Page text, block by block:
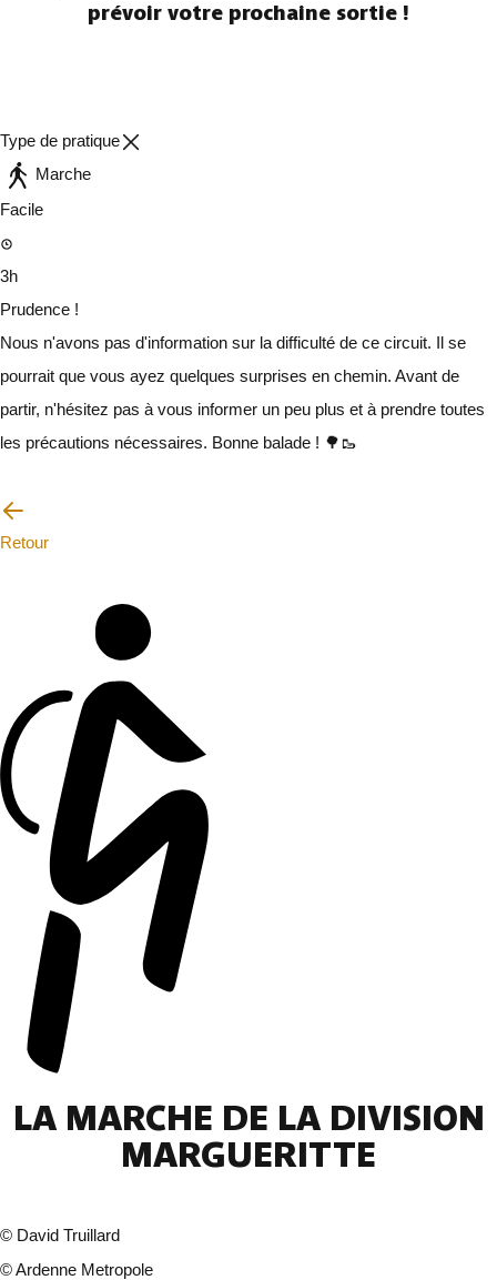
prévoir votre prochaine sortie !
Type de pratique
Marche
Facile
3h
Prudence !
Nous n'avons pas d'information sur la difficulté de ce circuit. Il se
pourrait que vous ayez quelques surprises en chemin. Avant de
partir, n'hésitez pas à vous informer un peu plus et à prendre toutes
les précautions nécessaires. Bonne balade ! 🌳🥾
Retour
LA MARCHE DE LA DIVISION
MARGUERITTE
© David Truillard
©Ardenne Metropole